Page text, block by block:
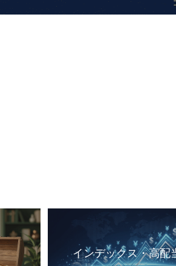
インデックス・高配